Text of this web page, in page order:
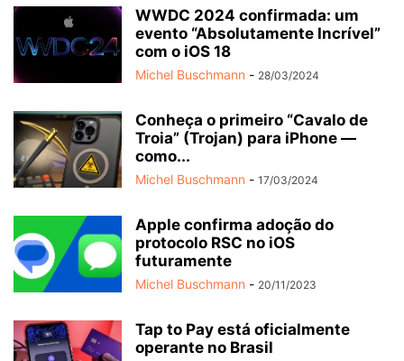
WWDC 2024 confirmada: um
evento “Absolutamente Incrível”
com o iOS 18
Michel Buschmann - 28/03/2024
Conheça o primeiro “Cavalo de
Troia” (Trojan) para iPhone —
como...
Michel Buschmann - 17/03/2024
Apple confirma adoção do
protocolo RSC no iOS
futuramente
Michel Buschmann - 20/11/2023
Tap to Pay está oficialmente
operante no Brasil